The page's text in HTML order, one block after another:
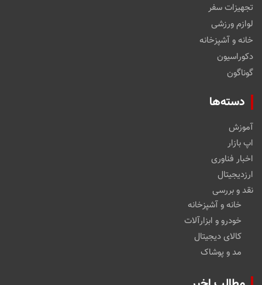
تجهیزات سفر
لوازم ورزشی
خانه و آشپزخانه
دکوراسیون
گوناگون
دسته‌ها
آموزش
اپ بازار
اخبار فناوری
ارزدیجیتال
نقد و بررسی
خانه و آشپزخانه
خودرو و ابزارآلات
کالای دیجیتال
مد و پوشاک